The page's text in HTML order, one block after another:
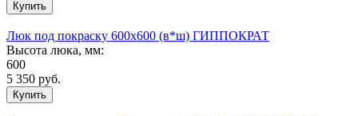
Люк под покраску 600х600 (в*ш) ГИППОКРАТ
Высота люка, мм:
600
5 350 руб.